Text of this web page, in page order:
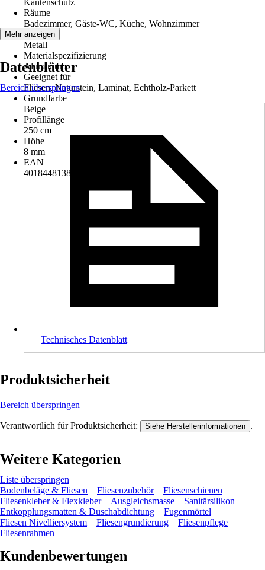
Kantenschutz
Räume
Badezimmer, Gäste-WC, Küche, Wohnzimmer
Material
Metall
Materialspezifizierung
Aluminium
Geeignet für
Fliesen, Naturstein, Laminat, Echtholz-Parkett
Grundfarbe
Beige
Profillänge
250 cm
Höhe
8 mm
EAN
4018448138953
Mehr anzeigen
Datenblätter
Bereich überspringen
Technisches Datenblatt
Produktsicherheit
Bereich überspringen
Verantwortlich für Produktsicherheit: Siehe Herstellerinformationen .
Weitere Kategorien
Liste überspringen
Bodenbeläge & Fliesen
Fliesenzubehör
Fliesenschienen
Fliesenkleber & Flexkleber
Ausgleichsmasse
Sanitärsilikon
Entkopplungsmatten & Duschabdichtung
Fugenmörtel
Fliesen Nivelliersystem
Fliesengrundierung
Fliesenpflege
Fliesenrahmen
Kundenbewertungen